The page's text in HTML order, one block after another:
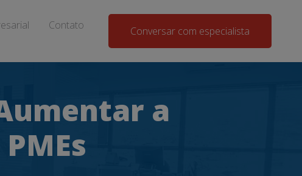
Contato Conversar com especialista
a